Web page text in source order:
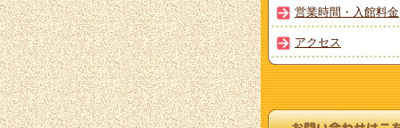
営業時間・入館料金
アクセス